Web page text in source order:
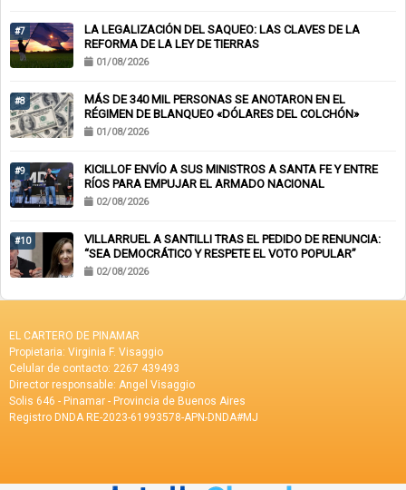
#7
LA LEGALIZACIÓN DEL SAQUEO: LAS CLAVES DE LA
REFORMA DE LA LEY DE TIERRAS
01/08/2026
#8
MÁS DE 340 MIL PERSONAS SE ANOTARON EN EL
RÉGIMEN DE BLANQUEO «DÓLARES DEL COLCHÓN»
01/08/2026
#9
KICILLOF ENVÍO A SUS MINISTROS A SANTA FE Y ENTRE
RÍOS PARA EMPUJAR EL ARMADO NACIONAL
02/08/2026
#10
VILLARRUEL A SANTILLI TRAS EL PEDIDO DE RENUNCIA:
“SEA DEMOCRÁTICO Y RESPETE EL VOTO POPULAR”
02/08/2026
EL CARTERO DE PINAMAR
Propietaria: Virginia F. Visaggio
Celular de contacto: 2267 439493
Director responsable: Angel Visaggio
Solis 646 - Pinamar - Provincia de Buenos Aires
Registro DNDA RE-2023-61993578-APN-DNDA#MJ